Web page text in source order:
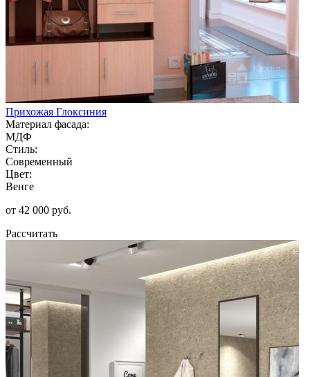
Прихожая Глоксиния
Материал фасада:
МДФ
Стиль:
Современный
Цвет:
Венге
от 42 000 руб.
Рассчитать